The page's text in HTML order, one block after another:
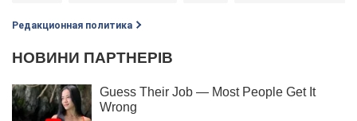
Редакционная политика